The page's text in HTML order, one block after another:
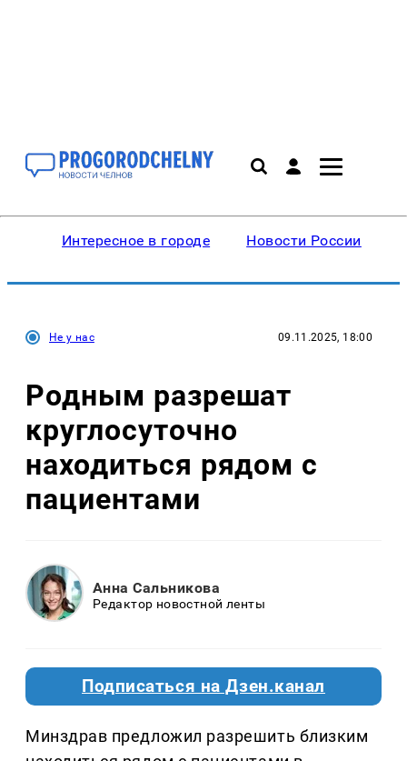
Интересное в городе Новости России
Не у нас 09.11.2025, 18:00
Родным разрешат
круглосуточно
находиться рядом с
пациентами
Анна Сальникова
Редактор новостной ленты
Подписаться на Дзен.канал
Минздрав предложил разрешить близким